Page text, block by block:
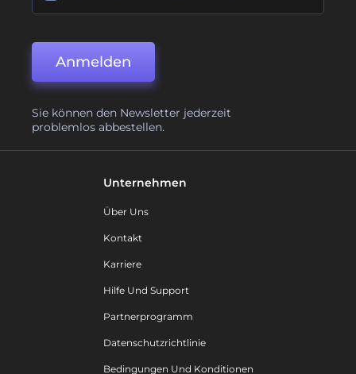
Anmelden
Sie können den Newsletter jederzeit
problemlos abbestellen.
Unternehmen
Über Uns
Kontakt
Karriere
Hilfe Und Support
Partnerprogramm
Datenschutzrichtlinie
Bedingungen Und Konditionen